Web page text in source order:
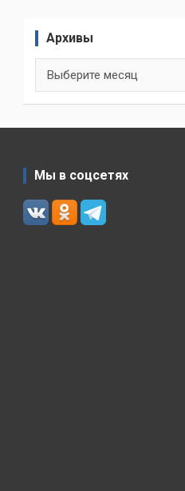
Архивы
Мы в соцсетях